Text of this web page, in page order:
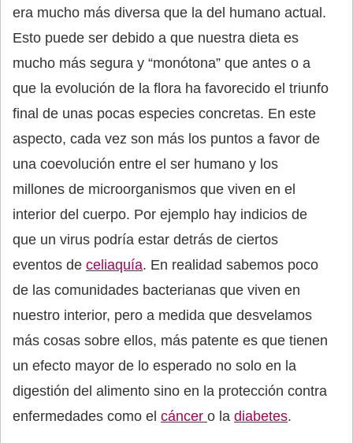
era mucho más diversa que la del humano actual.
Esto puede ser debido a que nuestra dieta es
mucho más segura y “monótona” que antes o a
que la evolución de la flora ha favorecido el triunfo
final de unas pocas especies concretas. En este
aspecto, cada vez son más los puntos a favor de
una coevolución entre el ser humano y los
millones de microorganismos que viven en el
interior del cuerpo. Por ejemplo hay indicios de
que un virus podría estar detrás de ciertos
eventos de celiaquía. En realidad sabemos poco
de las comunidades bacterianas que viven en
nuestro interior, pero a medida que desvelamos
más cosas sobre ellos, más patente es que tienen
un efecto mayor de lo esperado no solo en la
digestión del alimento sino en la protección contra
enfermedades como el cáncer o la diabetes.